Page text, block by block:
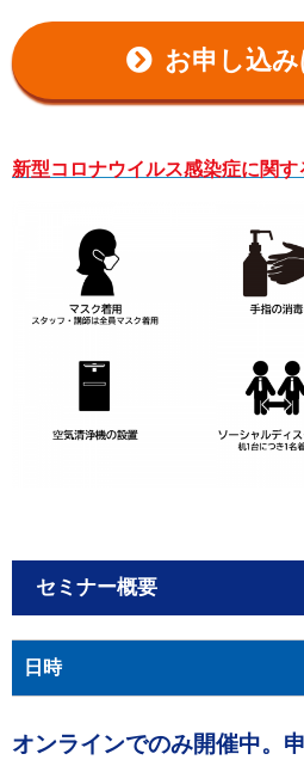
お申し込
新型コロナウイルス感染症に関す
セミナー概要
日時
オンラインでのみ開催中。